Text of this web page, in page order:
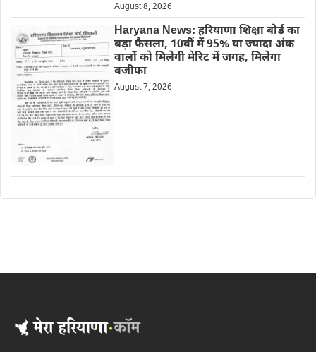
August 8, 2026
Haryana News: हरियाणा शिक्षा बोर्ड का
बड़ा फैसला, 10वीं में 95% या ज्यादा अंक
वालों को मिलेगी मेरिट में जगह, मिलेगा
वजीफा
August 7, 2026